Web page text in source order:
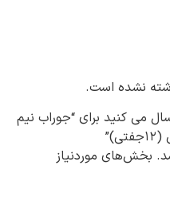
نشده است.
می کنید برای “جوراب نیم
بخش‌های موردنیاز